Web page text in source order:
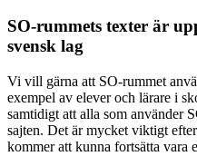
SO-rummets texter är
svensk lag
Vi vill gärna att SO-rummet
exempel av elever och lärare i
samtidigt att alla som använder
sajten. Det är mycket viktigt
kommer att kunna fortsätta vara